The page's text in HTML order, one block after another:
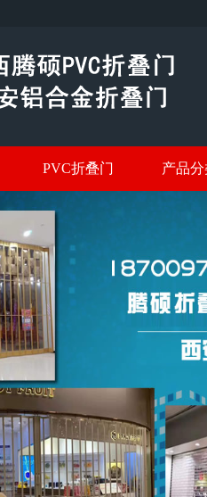
PVC折叠门 产品